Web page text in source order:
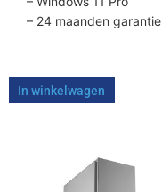
– 24 maanden garantie
In winkelwagen